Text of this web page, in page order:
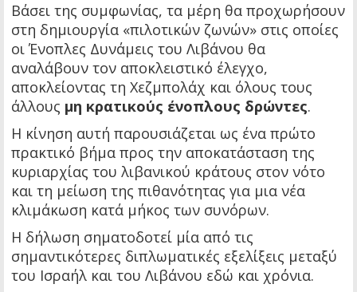
Βάσει της συμφωνίας, τα μέρη θα προχωρήσουν
στη δημιουργία «πιλοτικών ζωνών» στις οποίες
οι Ένοπλες Δυνάμεις του Λιβάνου θα
αναλάβουν τον αποκλειστικό έλεγχο,
αποκλείοντας τη Χεζμπολάχ και όλους τους
άλλους μη κρατικούς ένοπλους δρώντες.
Η κίνηση αυτή παρουσιάζεται ως ένα πρώτο
πρακτικό βήμα προς την αποκατάσταση της
κυριαρχίας του λιβανικού κράτους στον νότο
και τη μείωση της πιθανότητας για μια νέα
κλιμάκωση κατά μήκος των συνόρων.
Η δήλωση σηματοδοτεί μία από τις
σημαντικότερες διπλωματικές εξελίξεις μεταξύ
του Ισραήλ και του Λιβάνου εδώ και χρόνια.